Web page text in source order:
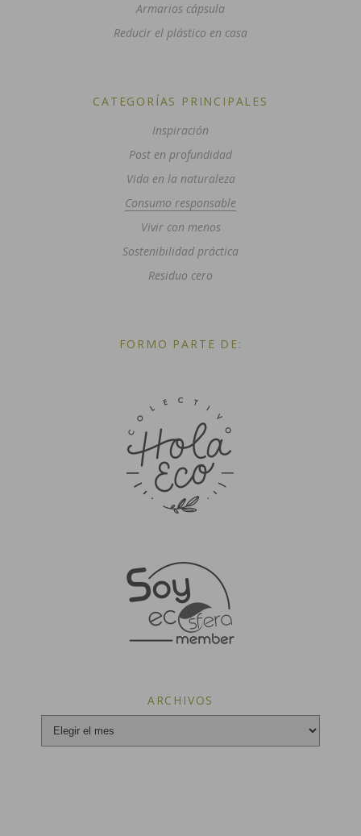
Armarios cápsula
Reducir el plástico en casa
CATEGORÍAS PRINCIPALES
Inspiración
Post en profundidad
Vida en la naturaleza
Consumo responsable
Vivir con menos
Sostenibilidad práctica
Residuo cero
FORMO PARTE DE:
ARCHIVOS
Archivos